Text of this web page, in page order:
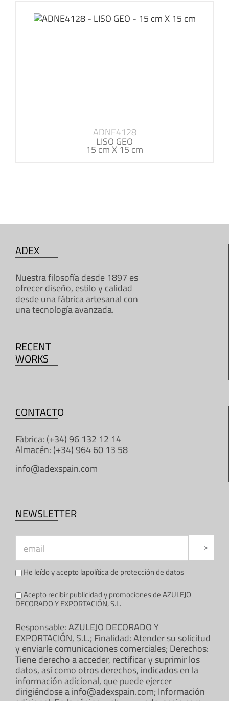
ADNE4128
LISO GEO
15 cm X 15 cm
ADEX
Nuestra filosofía desde 1897 es
ofrecer diseño, estilo y calidad
desde una fábrica artesanal con
una tecnología avanzada.
RECENT
WORKS
CONTACTO
Fábrica: (+34) 96 132 12 14
Almacén: (+34) 964 60 13 58
info@adexspain.com
NEWSLETTER
He leído y acepto lapolítica de protección de datos
Acepto recibir publicidad y promociones de AZULEJO
DECORADO Y EXPORTACIÓN, S.L.
Responsable: AZULEJO DECORADO Y
EXPORTACIÓN, S.L.; Finalidad: Atender su solicitud
y enviarle comunicaciones comerciales; Derechos:
Tiene derecho a acceder, rectificar y suprimir los
datos, así como otros derechos, indicados en la
información adicional, que puede ejercer
dirigiéndose a info@adexspain.com; Información